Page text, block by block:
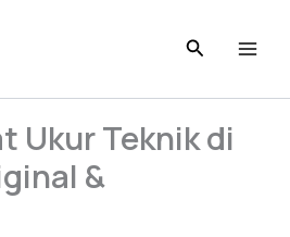
Ukur Teknik di
&